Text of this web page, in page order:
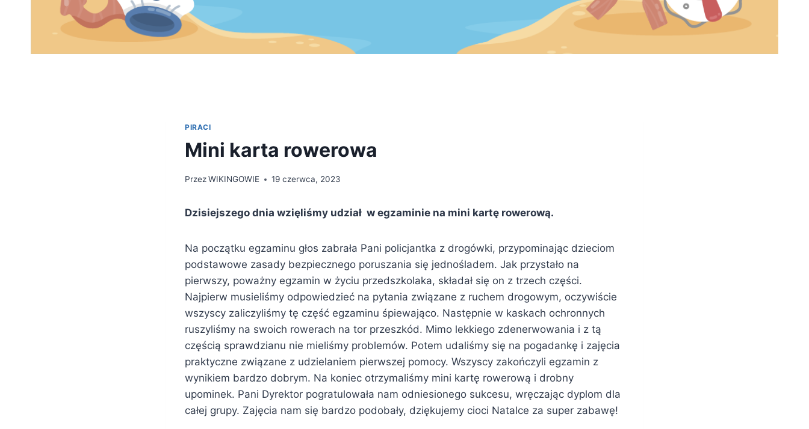
PIRACI
Mini karta rowerowa
PrzezWIKINGOWIE 19 czerwca, 2023
Dzisiejszego dnia wzięliśmy udział w egzaminie na mini kartę rowerową.
Na początku egzaminu głos zabrała Pani policjantka z drogówki, przypominając dzieciom
podstawowe zasady bezpiecznego poruszania się jednośladem. Jak przystało na
pierwszy, poważny egzamin w życiu przedszkolaka, składał się on z trzech części.
Najpierw musieliśmy odpowiedzieć na pytania związane z ruchem drogowym, oczywiście
wszyscy zaliczyliśmy tę część egzaminu śpiewająco. Następnie w kaskach ochronnych
ruszyliśmy na swoich rowerach na tor przeszkód. Mimo lekkiego zdenerwowania i z tą
częścią sprawdzianu nie mieliśmy problemów. Potem udaliśmy się na pogadankę i zajęcia
praktyczne związane z udzielaniem pierwszej pomocy. Wszyscy zakończyli egzamin z
wynikiem bardzo dobrym. Na koniec otrzymaliśmy mini kartę rowerową i drobny
upominek. Pani Dyrektor pogratulowała nam odniesionego sukcesu, wręczając dyplom dla
całej grupy. Zajęcia nam się bardzo podobały, dziękujemy cioci Natalce za super zabawę!